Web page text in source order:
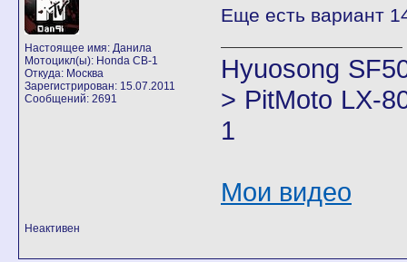
Настоящее имя: Данила
Мотоцикл(ы): Honda CB-1
Откуда: Москва
Зарегистрирован: 15.07.2011
Сообщений: 2691
Еще есть вариант
Hyuosong
> PitMoto LX-
1
Мои видео
Неактивен